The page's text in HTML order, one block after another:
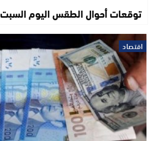
توقعات أحوال الطقس اليوم السبت
اقتصاد